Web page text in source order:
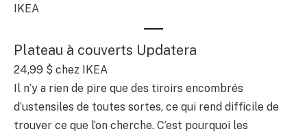
IKEA
Plateau à couverts Updatera
24,99 $ chez IKEA
Il n’y a rien de pire que des tiroirs encombrés
d’ustensiles de toutes sortes, ce qui rend difficile de
trouver ce que l’on cherche. C’est pourquoi les